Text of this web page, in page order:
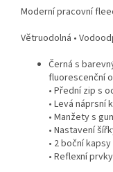
Moderní pracovní
Větruodolná •
Černá s
fluorescenční
• Přední zip s
• Levá náprsní
• Manžety s
• Nastavení
• 2 boční
• Reflexní prvky